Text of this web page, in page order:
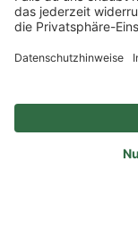
NEWSLETTER
BESUCHEN SIE
Alle Preise inkl.
Nachnahmegebühren,